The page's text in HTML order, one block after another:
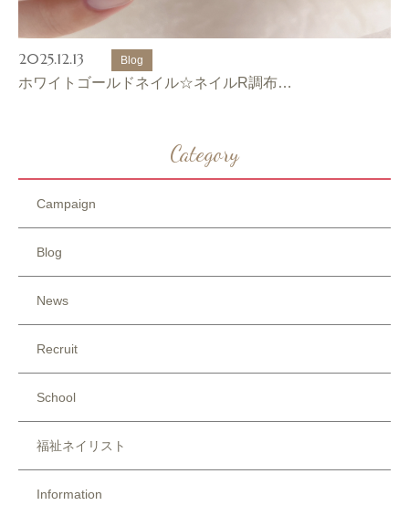
2025.12.13 Blog
ホワイトゴールドネイル☆ネイルR調布…
Category
Campaign
Blog
News
Recruit
School
福祉ネイリスト
Information